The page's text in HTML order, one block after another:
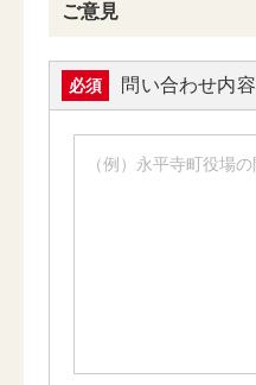
ご意見
必須 問い合わせ内容